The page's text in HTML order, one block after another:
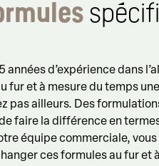
années d’expérience dans
fur et à mesure du temps
pas ailleurs. Des
faire la différence en
équipe commerciale,
ces formules au fur et